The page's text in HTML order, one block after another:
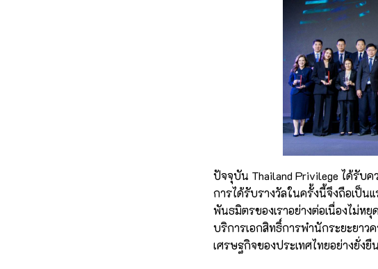
ปัจจุบัน Thailand Privilege ได้รับ
การได้รับรางวัลในครั้งนี้จึงถือเป็
พันธมิตรของเราอย่างต่อเนื่องไม่ห
บริการเอกสิทธิ์การพำนักระยะยา
เศรษฐกิจของประเทศไทยอย่างยั่งยืน